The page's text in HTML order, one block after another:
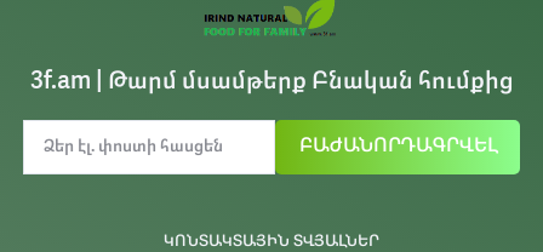
3f.am | Թարմ մսամթերք Բնական հումքից
ԲԱԺԱՆՈՐԴԱԳՐՎԵԼ
ԿՈՆՏԱԿՏԱՅԻՆ ՏՎՅԱԼՆԵՐ